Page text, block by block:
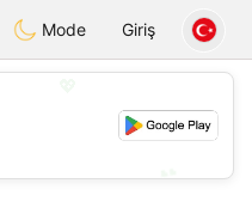
Dating
Mode Giriş